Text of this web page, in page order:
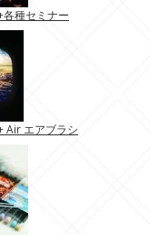
各種セミナー
Air エアブラシ